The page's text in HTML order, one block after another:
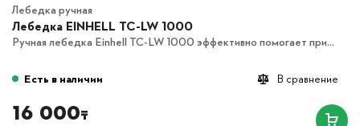
Лебедка ручная
Лебедка EINHELL TC-LW 1000
Ручная лебедка Einhell TC-LW 1000 эффективно помогает при...
В сравнение
Есть в наличии
16 000₸